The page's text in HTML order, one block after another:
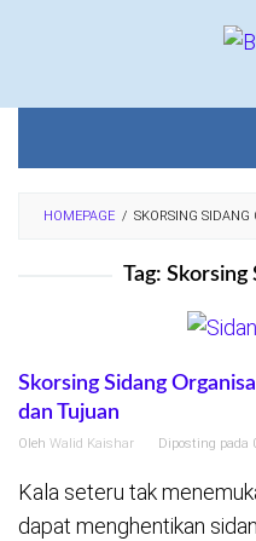
HOMEPAGE / SKORSING SIDANG
Tag: Skorsing
Skorsing Sidang
dan Tujuan
Oleh Walid Kaishar Diposting pada
Kala seteru tak
dapat menghentikan